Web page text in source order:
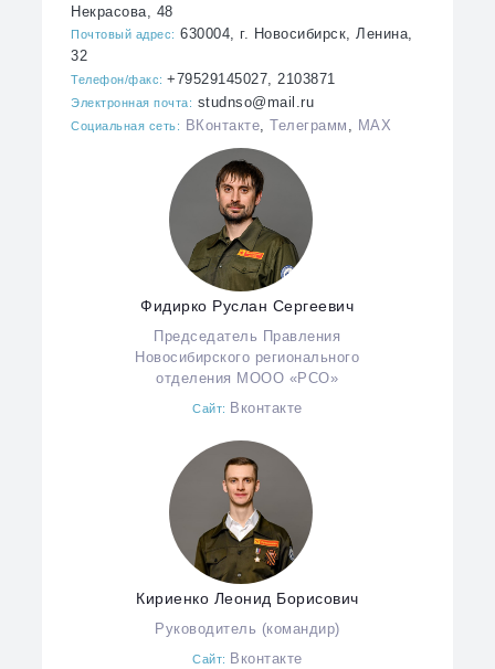
Некрасова, 48
Почтовый адрес: 630004, г. Новосибирск, Ленина,
32
Телефон/факс:+79529145027, 2103871
Электронная почта: studnso@mail.ru
Социальная сеть: ВКонтакте,Телеграмм , MAX
Фидирко Руслан Сергеевич
Председатель Правления
Новосибирского регионального
отделения МООО «РСО»
Сайт: Вконтакте
Кириенко Леонид Борисович
Руководитель (командир)
Сайт: Вконтакте